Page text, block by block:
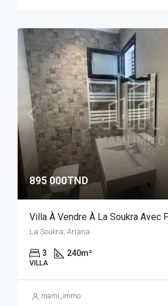
895 000TND
Villa À Vendre À La Soukra Avec
La Soukra, Ariana
3 240m²
VILLA
mami_immo